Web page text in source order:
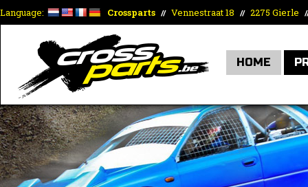
Language: Crossparts // Vennestraat 18 // 2275 Gierle
HOME